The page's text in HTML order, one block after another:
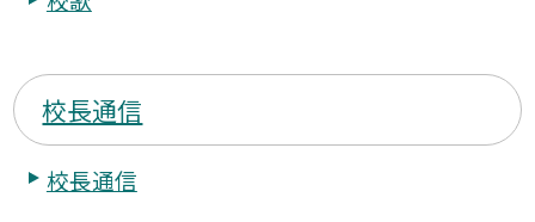
校長通信
校長通信